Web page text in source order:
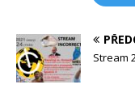
Stream